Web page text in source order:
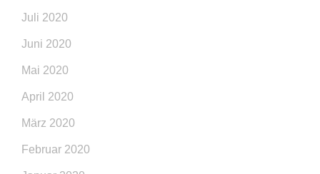
Juli 2020
Juni 2020
Mai 2020
April 2020
März 2020
Februar 2020